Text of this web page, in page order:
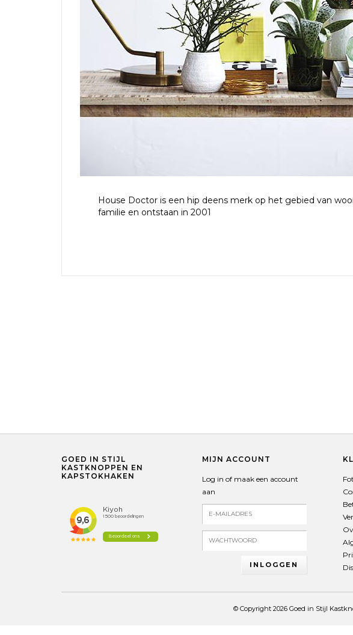
House Doctor is een hip deens merk op het gebied van
familie en ontstaan in 2001
GOED IN STIJL
KASTKNOPPEN EN
KAPSTOKHAKEN
MIJN ACCOUNT
Log in of maak een account
aan
INLOGGEN
© Copyright 2026 Goed in Stijl